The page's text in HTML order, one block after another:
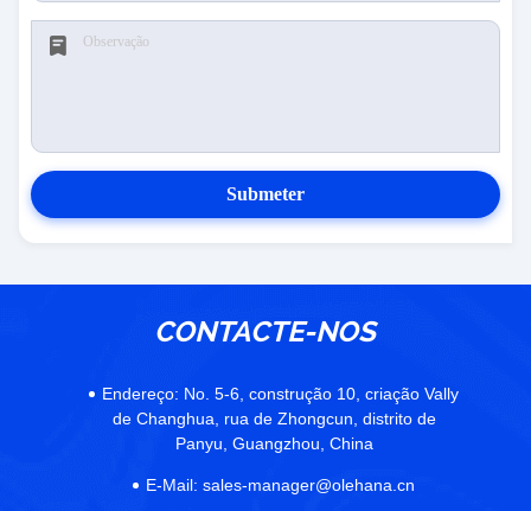
Submeter
CONTACTE-NOS
Endereço: No. 5-6, construção 10, criação Vally
de Changhua, rua de Zhongcun, distrito de
Panyu, Guangzhou, China
E-Mail: sales-manager@olehana.cn